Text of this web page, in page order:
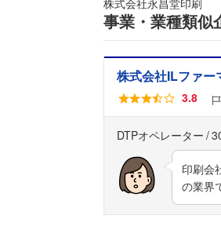
事業・業種類似
株式会社ILファー
3.8
DTPオペレーター
印刷会
の業界